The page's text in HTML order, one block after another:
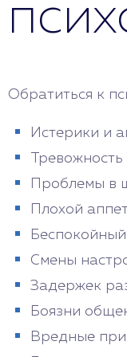
Обратиться к
Истерики и
Проблемы в
Плохой
Беспокойный
Смены
Задержек
Боязни
Вредные